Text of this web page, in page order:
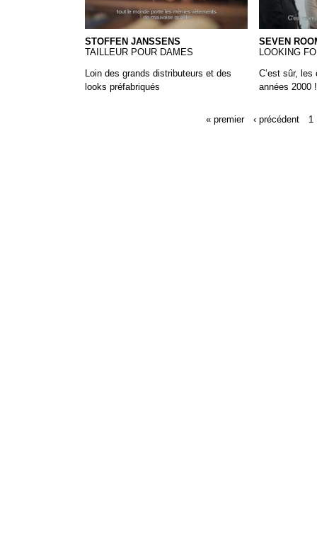
STOFFEN JANSSENS
TAILLEUR POUR DAMES
Loin des grands distributeurs et des
looks préfabriqués
SEVEN
LOOKING
C’est sûr, les
années 2000 !
« premier ‹ précédent 1